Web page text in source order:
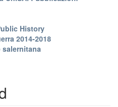
History
2014-2018